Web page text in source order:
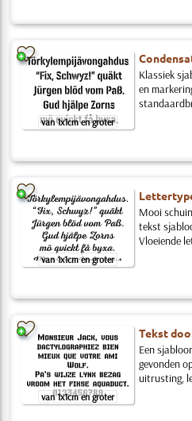
van 1x1cm en groter
Klassiek
en
van 1x1cm en groter
Mooi
tekst
Vloeiende
van 1x1cm en groter
Tekst
Een
gevonden
uitrusting,